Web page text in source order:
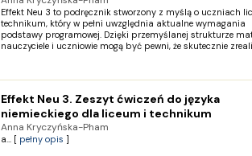
Effekt Neu 3 to podręcznik stworzony z myślą o uczniach
technikum, który w pełni uwzględnia aktualne wymagania
podstawy programowej. Dzięki przemyślanej strukturze
nauczyciele i uczniowie mogą być pewni, że skutecznie
Effekt Neu 3. Zeszyt ćwiczeń do języka
niemieckiego dla liceum i technikum
Anna Kryczyńska-Pham
a... [ pełny opis ]